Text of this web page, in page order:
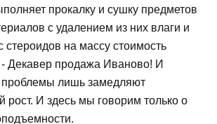
прокалку и сушку предметов
с удалением из них влаги и
стероидов на массу стоимость
- Декавер продажа Иваново! И
лишь замедляют
рост. И здесь мы говорим только о